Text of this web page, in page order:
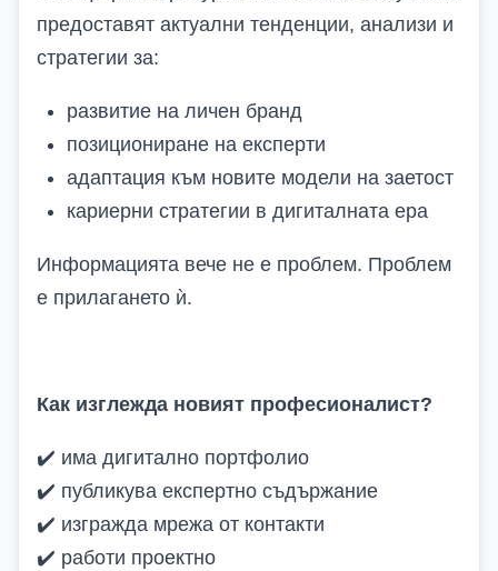
предоставят актуални тенденции, анализи и
стратегии за:
развитие на личен бранд
позициониране на експерти
адаптация към новите модели на заетост
кариерни стратегии в дигиталната ера
Информацията вече не е проблем. Проблем
е прилагането ѝ.
Как изглежда новият професионалист?
✔️ има дигитално портфолио
✔️ публикува експертно съдържание
✔️ изгражда мрежа от контакти
✔️ работи проектно